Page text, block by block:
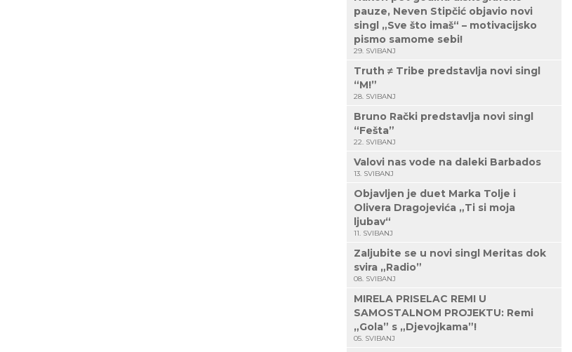
pauze, Neven Stipčić objavio novi
singl „Sve što imaš“ – motivacijsko
pismo samome sebi!
29. SVIBANJ
Truth ≠ Tribe predstavlja novi singl
“M!”
28. SVIBANJ
Bruno Rački predstavlja novi singl
“Fešta”
22. SVIBANJ
Valovi nas vode na daleki Barbados
13. SVIBANJ
Objavljen je duet Marka Tolje i
Olivera Dragojevića „Ti si moja
ljubav“
11. SVIBANJ
Zaljubite se u novi singl Meritas dok
svira „Radio”
08. SVIBANJ
MIRELA PRISELAC REMI U
SAMOSTALNOM PROJEKTU: Remi
„Gola” s „Djevojkama”!
05. SVIBANJ